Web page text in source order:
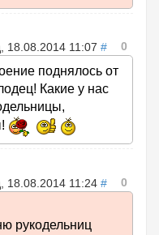
18.08.2014 11:07 # 0
поднялось от
Какие у нас
18.08.2014 11:24 # 0
рукодельниц